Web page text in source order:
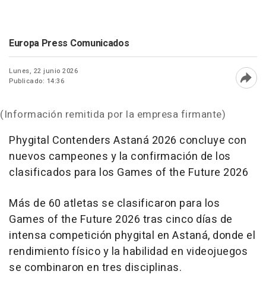
Europa Press Comunicados
Lunes, 22 junio 2026
Publicado: 14:36
(Información remitida por la empresa firmante)
Phygital Contenders Astaná 2026 concluye con
nuevos campeones y la confirmación de los
clasificados para los Games of the Future 2026
Más de 60 atletas se clasificaron para los
Games of the Future 2026 tras cinco días de
intensa competición phygital en Astaná, donde el
rendimiento físico y la habilidad en videojuegos
se combinaron en tres disciplinas.